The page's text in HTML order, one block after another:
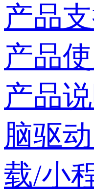
产品
产品
产品
脑驱动
载/小